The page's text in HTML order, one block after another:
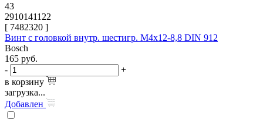
43
2910141122
[ 7482320 ]
Винт с головкой внутр. шестигр. M4x12-8,8 DIN 912
Bosch
165 руб.
-
+
в корзину
загрузка...
Добавлен